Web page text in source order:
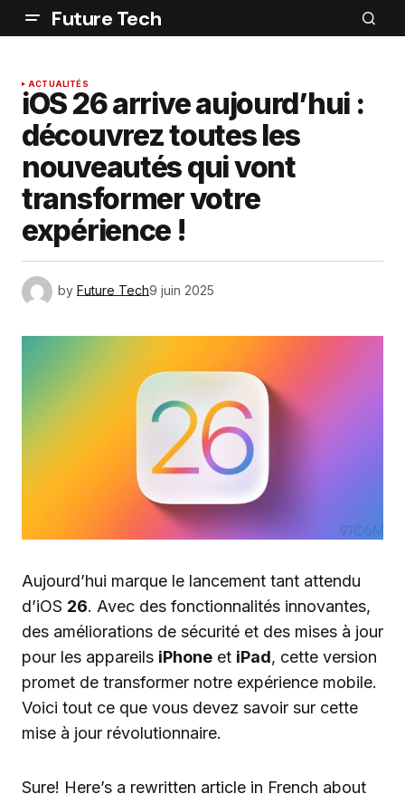
Future Tech
ACTUALITÉS
iOS 26 arrive aujourd’hui :
découvrez toutes les
nouveautés qui vont
transformer votre
expérience !
by Future Tech9 juin 2025
Aujourd’hui marque le lancement tant attendu
d’iOS 26. Avec des fonctionnalités innovantes,
des améliorations de sécurité et des mises à jour
pour les appareils iPhone et iPad, cette version
promet de transformer notre expérience mobile.
Voici tout ce que vous devez savoir sur cette
mise à jour révolutionnaire.
Sure! Here’s a rewritten article in French about